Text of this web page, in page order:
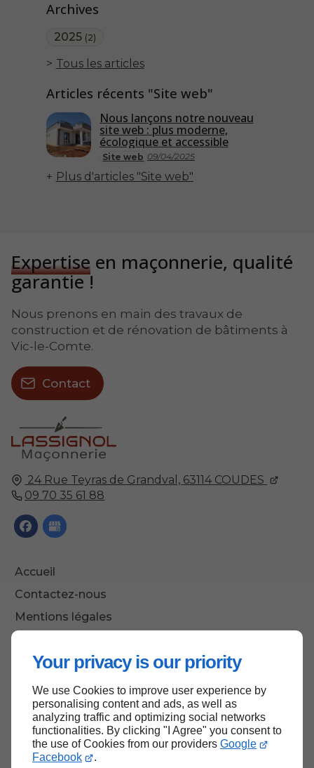
Your privacy is our priority
We use Cookies to improve user experience by
personalising content and ads, as well as
analyzing traffic and optimizing social networks
functionalities. By clicking "I Agree" you consent to
the use of Cookies from our providers Google
Facebook
.
Archives
2025 (2)
Tous les articles
Articles récents "Site web"
Site web 09/04/2025
Nous lançons notre nouveau
site web : plus moderne,
écologique et accessible
Plus d'articles "Site web"
24 Rue Teyras de Grandval, 63114 COUDES
09 70 35 61 88
Accueil
Contactez-nous
Mentions légales
Expertise en maçonnerie, qualité
garantie !
Nous prenons en main des travaux de
construction et de rénovation de bâtiments à
Vic-le-Comte.
Contact
Haut de page